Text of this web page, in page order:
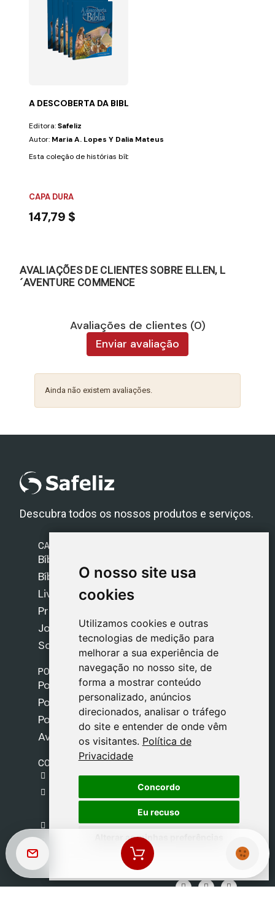
O nosso site usa
cookies
Utilizamos cookies e outras
tecnologias de medição para
melhorar a sua experiência de
navegação no nosso site, de
forma a mostrar conteúdo
personalizado, anúncios
direcionados, analisar o tráfego
do site e entender de onde vêm
os visitantes. Política de
Privacidade
Concordo
Eu recuso
Alterar as minhas preferências
O nosso site usa
cookies
Utilizamos cookies e outras
tecnologias de medição para
melhorar a sua experiência de
navegação no nosso site, de
forma a mostrar conteúdo
personalizado, anúncios
direcionados, analisar o tráfego
do site e entender de onde vêm
os visitantes. Política de
Privacidade
Concordo
Eu recuso
Alterar as minhas preferências
A DESCOBERTA DA BIBLIA (6 VOLS.)
Editora:Safeliz
Autor: Maria A. Lopes Y Dalia Mateus
Esta coleção de histórias bíblicas foi criada para desenvolver nas
CAPA DURA
147,79 $
AVALIAÇÕES DE CLIENTES SOBRE ELLEN, L
´AVENTURE COMMENCE
Avaliações de clientes (0)
Enviar avaliação
Ainda não existem avaliações.
Descubra todos os nossos produtos e serviços.
CATEGORIAS
Bíblias Safeliz
Bíblias
Livros
Presentes
Jogos
Sobre nós
POLÍTICAS
Política de Envios
Política de Cookies
Política de Privacidade
Aviso Legal
CONTACTO
gestion@safeliz.com
C. del Pradillo, 6, 28770 Colmenar Viejo,
+34 918 459 877